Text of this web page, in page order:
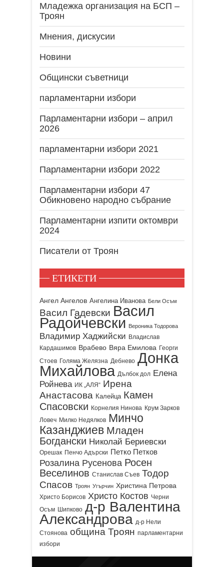
Младежка организация на БСП –
Троян
Мнения, дискусии
Новини
Общински съветници
парламентарни избори
Парламентарни избори – април
2026
парламентарни избори 2021
Парламентарни избори 2022
Парламентарни избори 47
Обикновено народно събрание
Парламентарни изпити октомври
2024
Писатели от Троян
ЕТИКЕТИ
Ангел Ангелов Ангелина Иванова Бели Осъм
Васил Гадевски Васил
Радойчевски Вероника Тодорова
Владимир Хаджийски Владислав
Кардашимов Врабево Вяра Емилова Георги
Стоев Голяма Желязна Дебнево Донка
Михайлова Дълбок дол Елена
Ройнева ИК „АЛЯ“ Ирена
Анастасова Калейца Камен
Спасовски Корнелия Нинова Крум Зарков
Ловеч Милко Недялков Минчо
Казанджиев Младен
Богдански Николай Бериевски
Орешак Пенчо Адърски Петко Петков
Розалина Русенова Росен
Веселинов Станислав Съев Тодор
Спасов Троян Угърчин Христина Петрова
Христо Борисов Христо Костов Черни
Осъм
Шипково д-р Валентина
Александрова д-р Нели
Стоянова община Троян парламентарни
избори